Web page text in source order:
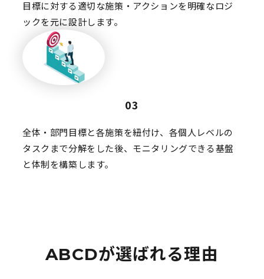
目標に対する適切な施策・アクションを明確なロジ
ックを元に設計します。
03
全体・部門目標と各施策を紐付け、各個人レベルの
タスクまで分解をした後、モニタリングできる基盤
と体制を構築します。
ABCDが選ばれる理由